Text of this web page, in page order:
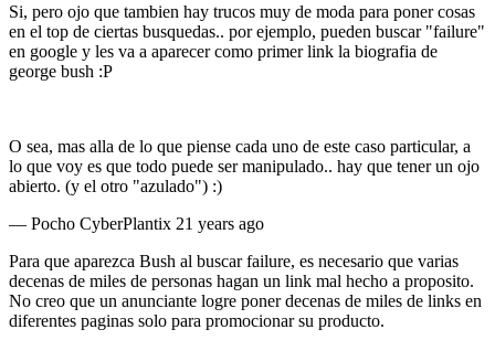
Si, pero ojo que tambien hay trucos muy de moda para poner cosas
en el top de ciertas busquedas.. por ejemplo, pueden buscar "failure"
en google y les va a aparecer como primer link la biografia de
george bush :P
O sea, mas alla de lo que piense cada uno de este caso particular, a
lo que voy es que todo puede ser manipulado.. hay que tener un ojo
abierto. (y el otro "azulado") :)
— Pocho CyberPlantix 21 years ago
Para que aparezca Bush al buscar failure, es necesario que varias
decenas de miles de personas hagan un link mal hecho a proposito.
No creo que un anunciante logre poner decenas de miles de links en
diferentes paginas solo para promocionar su producto.